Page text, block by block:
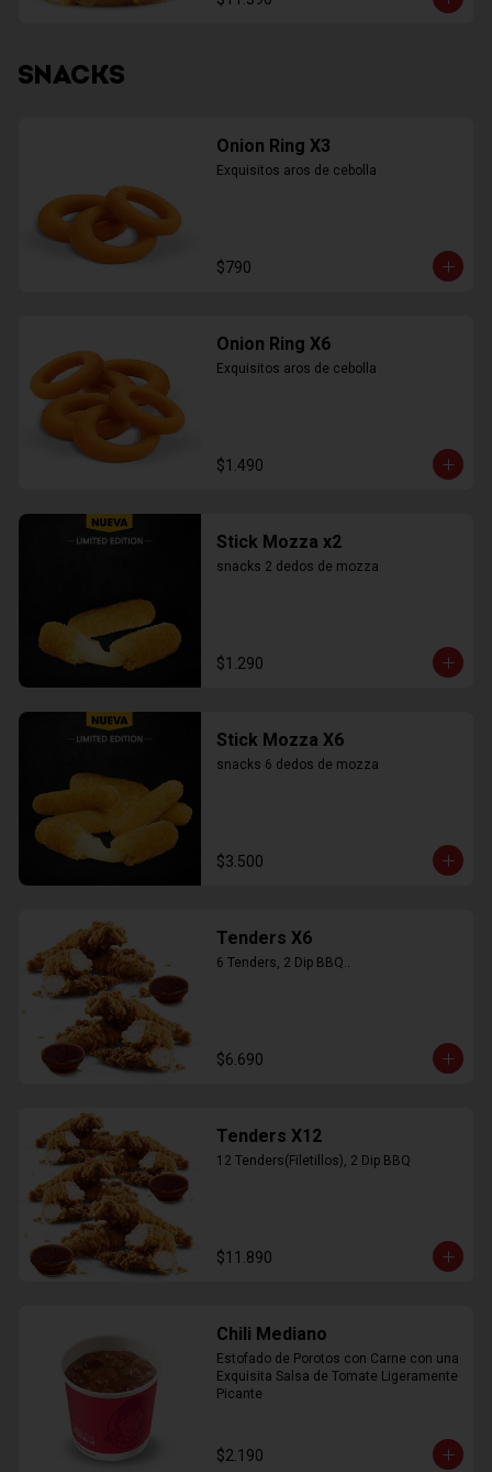
SNACKS
Onion Ring X3
Exquisitos aros de cebolla
$790
Onion Ring X6
Exquisitos aros de cebolla
$1.490
Stick Mozza x2
snacks 2 dedos de mozza
$1.290
Stick Mozza X6
snacks 6 dedos de mozza
$3.500
Tenders X6
6 Tenders, 2 Dip BBQ..
$6.690
Tenders X12
12 Tenders(Filetillos), 2 Dip BBQ
$11.890
Chili Mediano
Estofado de Porotos con Carne con una
Exquisita Salsa de Tomate Ligeramente
Picante
$2.190